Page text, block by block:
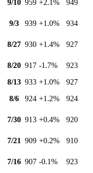
9/10 959 +2.1% 949
9/3 939 +1.0% 934
8/27 930 +1.4% 927
8/20 917 -1.7% 923
8/13 933 +1.0% 927
8/6
924 +1.2% 924
7/30 913 +0.4% 920
7/21 909 +0.2% 910
7/16 907 -0.1% 923